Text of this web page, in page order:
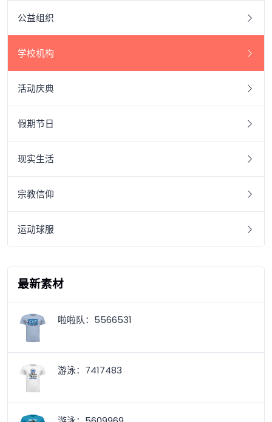
公益组织
学校机构
活动庆典
假期节日
现实生活
宗教信仰
运动球服
最新素材
啦啦队：5566531
游泳：7417483